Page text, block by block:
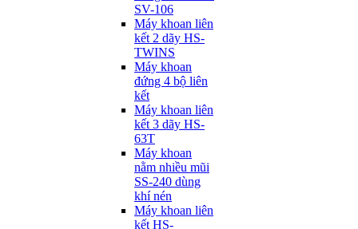
SV-106
Máy khoan liên
kết 2 dãy HS-
TWINS
Máy khoan
đứng 4 bộ liên
kết
Máy khoan liên
kết 3 dãy HS-
63T
Máy khoan
nằm nhiều mũi
SS-240 dùng
khí nén
Máy khoan liên
kết HS-